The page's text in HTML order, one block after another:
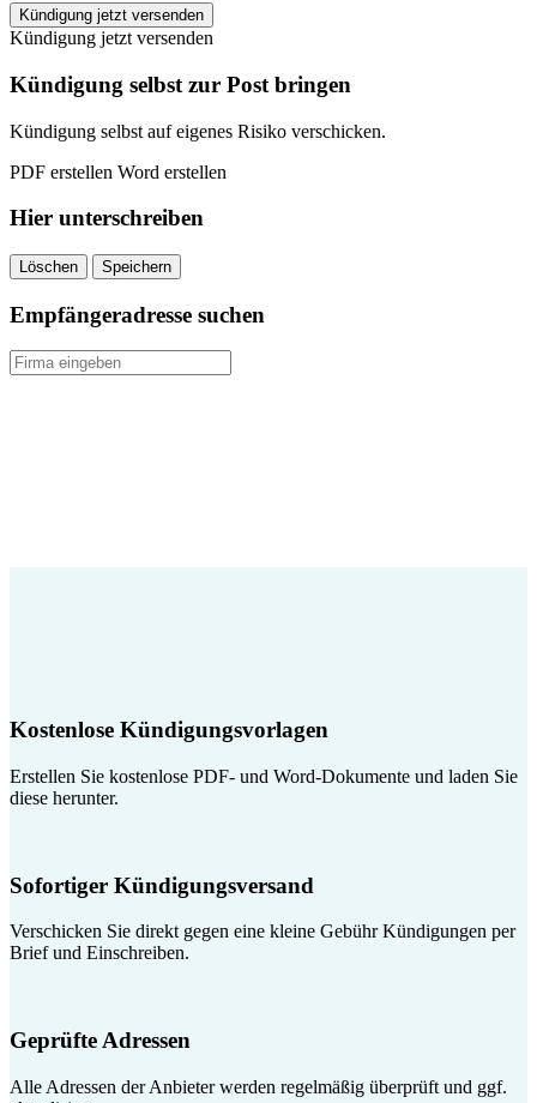
goldgas
kündigen
quantity
Kündigung jetzt versenden
Kündigung jetzt versenden
Kündigung selbst zur Post bringen
Kündigung selbst auf eigenes Risiko verschicken.
PDF erstellen Word erstellen
Hier unterschreiben
Löschen Speichern
Empfängeradresse suchen
Kostenlose Kündigungsvorlagen
Erstellen Sie kostenlose PDF- und Word-Dokumente und laden Sie
diese herunter.
Sofortiger Kündigungsversand
Verschicken Sie direkt gegen eine kleine Gebühr Kündigungen per
Brief und Einschreiben.
Geprüfte Adressen
Alle Adressen der Anbieter werden regelmäßig überprüft und ggf.